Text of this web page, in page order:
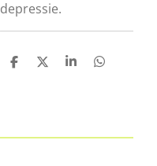
depressie.
D
D
S
D